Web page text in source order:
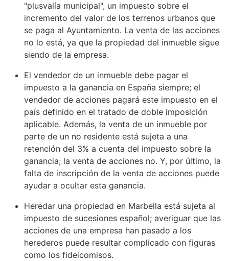
"plusvalía municipal", un impuesto sobre el
incremento del valor de los terrenos urbanos que
se paga al Ayuntamiento. La venta de las acciones
no lo está, ya que la propiedad del inmueble sigue
siendo de la empresa.
El vendedor de un inmueble debe pagar el
impuesto a la ganancia en España siempre; el
vendedor de acciones pagará este impuesto en el
país definido en el tratado de doble imposición
aplicable. Además, la venta de un inmueble por
parte de un no residente está sujeta a una
retención del 3% a cuenta del impuesto sobre la
ganancia; la venta de acciones no. Y, por último, la
falta de inscripción de la venta de acciones puede
ayudar a ocultar esta ganancia.
Heredar una propiedad en Marbella está sujeta al
impuesto de sucesiones español; averiguar que las
acciones de una empresa han pasado a los
herederos puede resultar complicado con figuras
como los fideicomisos.